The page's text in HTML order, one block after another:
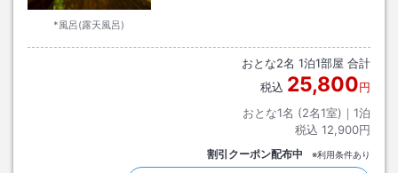
*風呂(露天風呂)
おとな2名 1泊1部屋 合計
税込 25,800円
おとな1名 (2名1室)｜ 1泊
税込 12,900円
割引クーポン配布中 ※利用条件あり